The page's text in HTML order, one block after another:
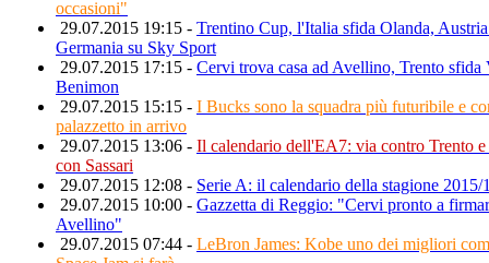
occasioni"
29.07.2015 19:15 - Trentino Cup, l'Italia sfida Olanda,
Germania su Sky Sport
29.07.2015 17:15 - Cervi trova casa ad Avellino, Trento sfida
Benimon
29.07.2015 15:15 - I Bucks sono la squadra più futuribile e
palazzetto in arrivo
29.07.2015 13:06 - Il calendario dell'EA7: via contro Trento e
con Sassari
29.07.2015 12:08 - Serie A: il calendario della stagione 2015/
29.07.2015 10:00 - Gazzetta di Reggio: "Cervi pronto a
Avellino"
29.07.2015 07:44 - LeBron James: Kobe uno dei migliori